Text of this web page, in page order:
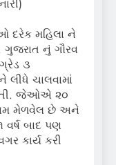
દરેક મહિલા ને
ગુજરાત નું ગૌરવ
૩
લીધે ચાલવામાં
જેઓએ ૨૦
મેળવેલ છે અને
વર્ષ બાદ પણ
કાર્ય કરી